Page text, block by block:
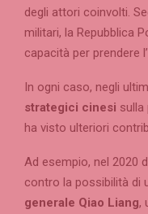
degli attori coinvolti.
militari, la Repubblica
capacità per prendere
In ogni caso, negli
strategici cinesi sulla
ha visto ulteriori
Ad esempio, nel 2020
contro la possibilità di
generale Qiao Liang,